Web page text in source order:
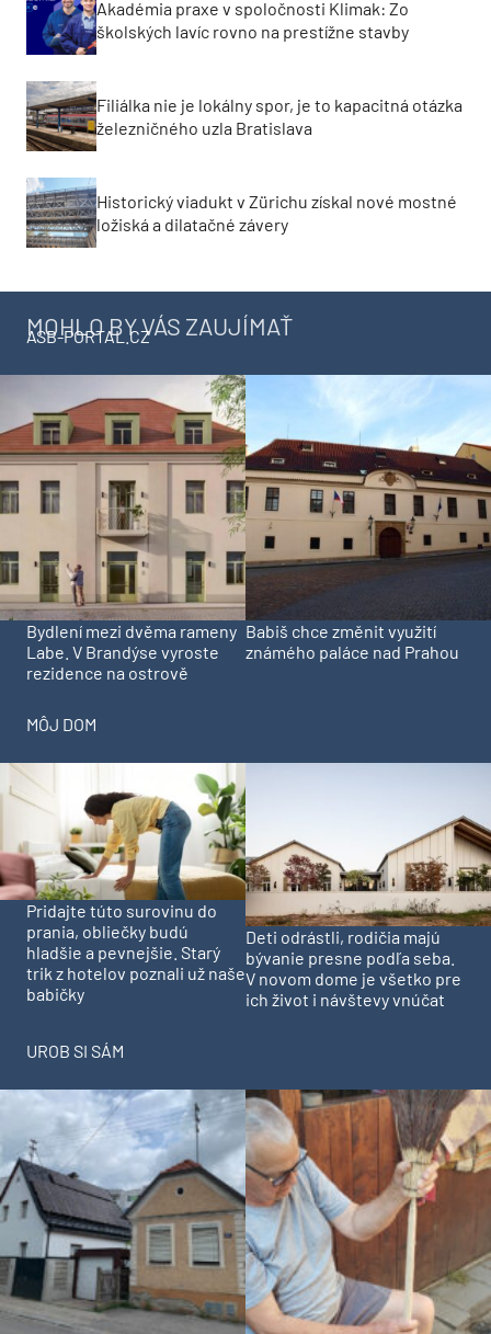
Akadémia praxe v spoločnosti Klimak: Zo
školských lavíc rovno na prestížne stavby
Filiálka nie je lokálny spor, je to kapacitná otázka
železničného uzla Bratislava
Historický viadukt v Zürichu získal nové mostné
ložiská a dilatačné závery
MOHLO BY VÁS ZAUJÍMAŤ
ASB-PORTAL.CZ
Bydlení mezi dvěma rameny
Labe. V Brandýse vyroste
rezidence na ostrově
Babiš chce změnit využití
známého paláce nad Prahou
MÔJ DOM
Pridajte túto surovinu do
prania, obliečky budú
hladšie a pevnejšie. Starý
trik z hotelov poznali už naše
babičky
Deti odrástli, rodičia majú
bývanie presne podľa seba.
V novom dome je všetko pre
ich život i návštevy vnúčat
UROB SI SÁM